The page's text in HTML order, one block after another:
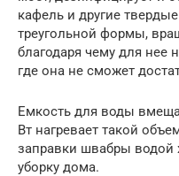
кафель и другие
треугольной формы,
благодаря чему для нее
где она не сможет
Емкость для воды
Вт нагревает такой
заправки швабры водой
уборку дома.